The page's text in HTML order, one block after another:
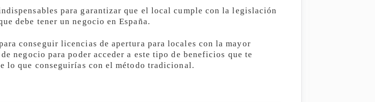
para garantizar que el local cumple con la legislación
debe tener un negocio en España.
conseguir licencias de apertura para locales con la mayor
negocio para poder acceder a este tipo de beneficios que te
lo que conseguirías con el método tradicional.